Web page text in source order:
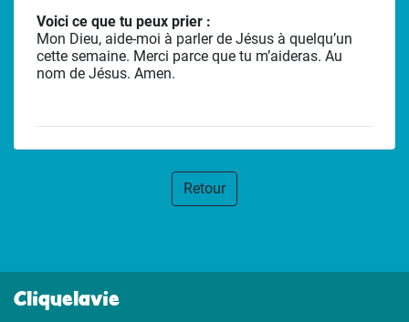
Voici ce que tu peux prier :
Mon Dieu, aide-moi à parler de Jésus à quelqu’un
cette semaine. Merci parce que tu m’aideras. Au
nom de Jésus. Amen.
Retour
Cliquelavie